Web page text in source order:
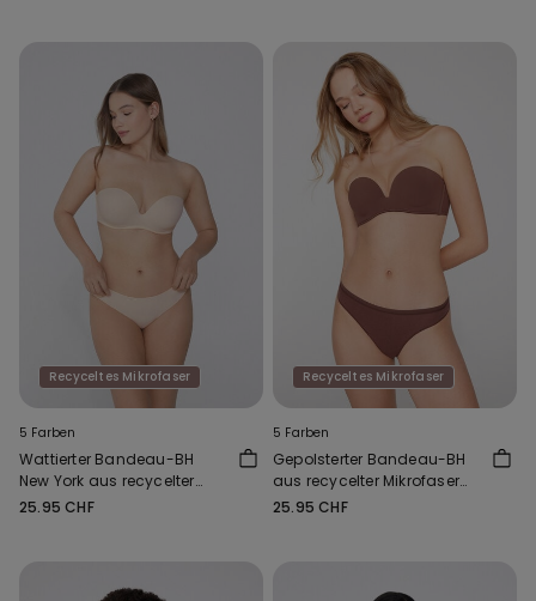
Recyceltes Mikrofaser
5 Farben
Wattierter Bandeau-BH
New York aus recycelter
Mikrofaser
25.95 CHF
Recyceltes Mikrofaser
5 Farben
Gepolsterter Bandeau-BH
aus recycelter Mikrofaser
mit Ausschnitt
25.95 CHF